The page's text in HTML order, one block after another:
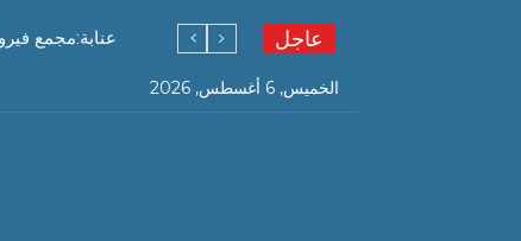
عاجل عنابة:مجمع
الخميس, 6 أغسطس, 2026